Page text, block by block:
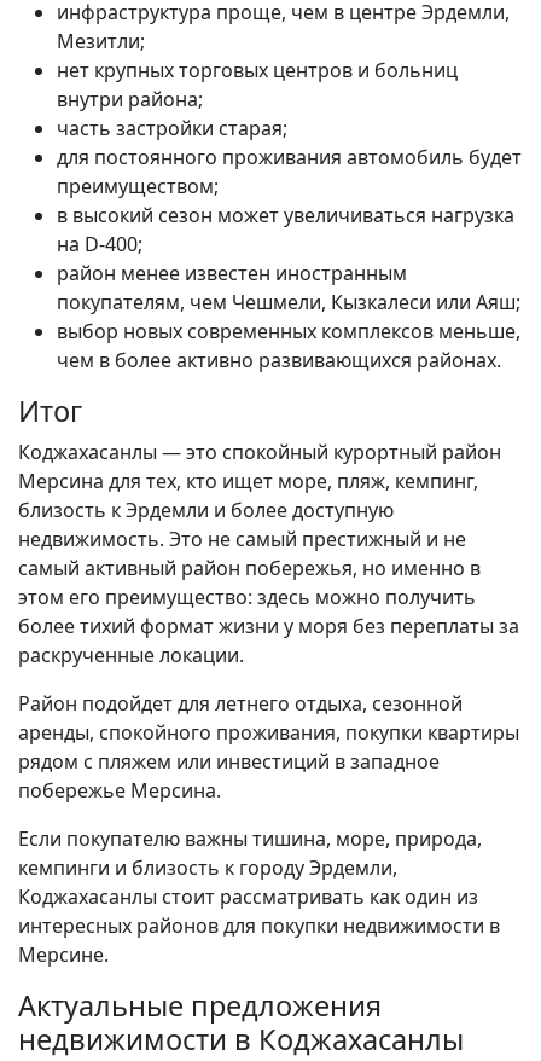
инфраструктура проще, чем в центре Эрдемли,
Мезитли;
нет крупных торговых центров и больниц
внутри района;
часть застройки старая;
для постоянного проживания автомобиль будет
преимуществом;
в высокий сезон может увеличиваться нагрузка
на D-400;
район менее известен иностранным
покупателям, чем Чешмели, Кызкалеси или Аяш;
выбор новых современных комплексов меньше,
чем в более активно развивающихся районах.
Итог
Коджахасанлы — это спокойный курортный район
Мерсина для тех, кто ищет море, пляж, кемпинг,
близость к Эрдемли и более доступную
недвижимость. Это не самый престижный и не
самый активный район побережья, но именно в
этом его преимущество: здесь можно получить
более тихий формат жизни у моря без переплаты за
раскрученные локации.
Район подойдет для летнего отдыха, сезонной
аренды, спокойного проживания, покупки квартиры
рядом с пляжем или инвестиций в западное
побережье Мерсина.
Если покупателю важны тишина, море, природа,
кемпинги и близость к городу Эрдемли,
Коджахасанлы стоит рассматривать как один из
интересных районов для покупки недвижимости в
Мерсине.
Актуальные предложения
недвижимости в Коджахасанлы